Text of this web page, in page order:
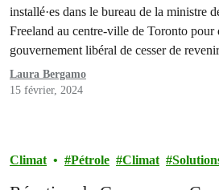
installé·es dans le bureau de la ministre
Freeland au centre-ville de Toronto pour
gouvernement libéral de cesser de
climatiques et de réglementer les banques
le budget fédéral de 2024. Alors que le…
Laura Bergamo
15 février, 2024
Climat Pétrole Climat